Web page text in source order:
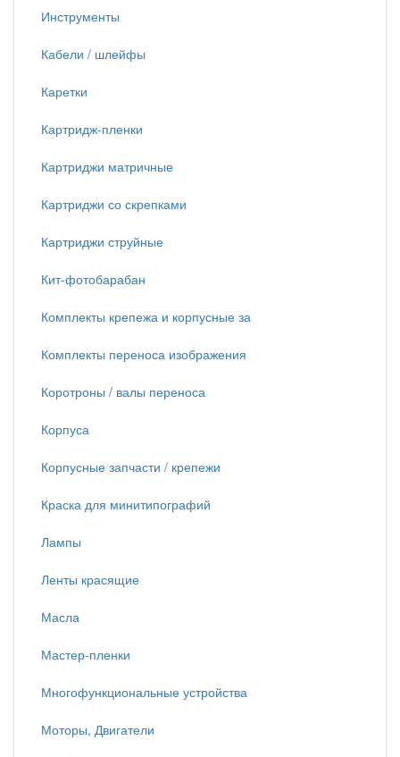
Инструменты
Кабели / шлейфы
Каретки
Картридж-пленки
Картриджи матричные
Картриджи со скрепками
Картриджи струйные
Кит-фотобарабан
Комплекты крепежа и корпусные за
Комплекты переноса изображения
Коротроны / валы переноса
Корпуса
Корпусные запчасти / крепежи
Краска для минитипографий
Лампы
Ленты красящие
Масла
Мастер-пленки
Многофункциональные устройства
Моторы, Двигатели